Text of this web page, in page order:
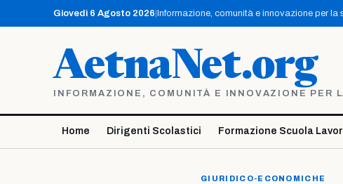
contenuto
Giovedì 6 Agosto 2026 Informazione, comunità e innovazione per
AetnaNet.org
INFORMAZIONE, COMUNITÀ E INNOVAZIONE
Home Dirigenti Scolastici Formazione Scuola
GIURIDICO-ECONOMICHE